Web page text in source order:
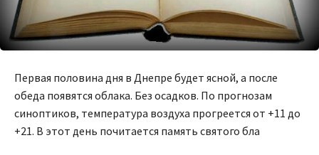
Первая половина дня в Днепре будет ясной, а после
обеда появятся облака. Без осадков. По прогнозам
синоптиков, температура воздуха прогреется от +11 до
+21. В этот день почитается память святого бла